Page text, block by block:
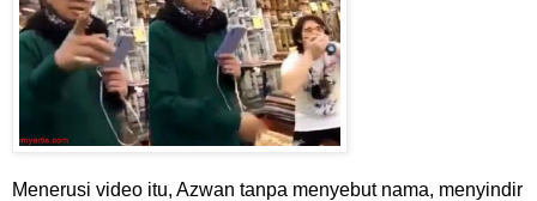
Menerusi video itu, Azwan tanpa menyebut nama, menyindir